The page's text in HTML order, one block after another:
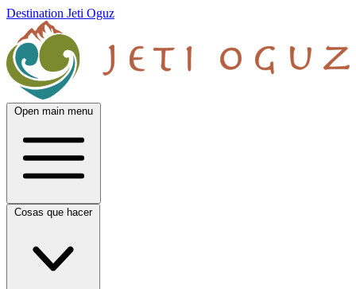
Destination Jeti Oguz
Open main menu
Cosas que hacer